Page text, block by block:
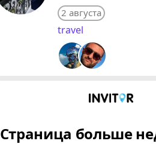
2 августа
travel
Страница больше